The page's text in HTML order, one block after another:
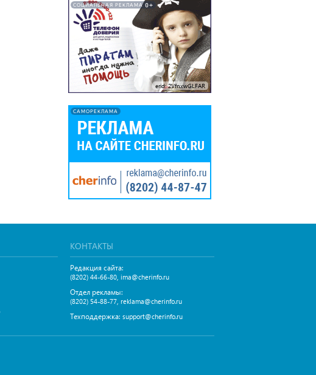
СОЦИАЛЬНАЯ РЕКЛАМА 0+
erid: 2VfnxwGLFAR
САМОРЕКЛАМА
КОНТАКТЫ
Редакция сайта:
(8202) 44-66-80, ima@cherinfo.ru
Отдел рекламы:
(8202) 54-88-77, reklama@cherinfo.ru
Техподдержка: support@cherinfo.ru